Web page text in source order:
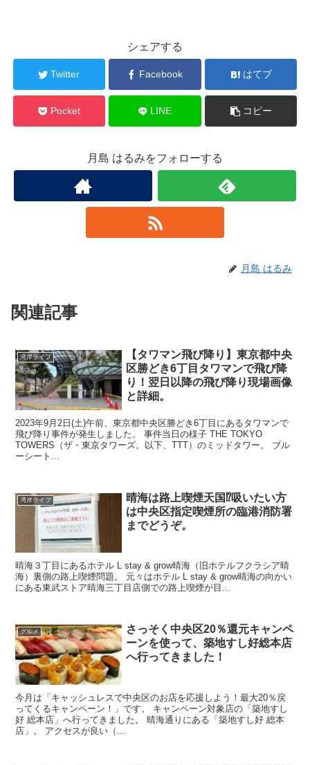
シェアする
Twitter Facebook はてブ
Pocket LINE コピー
月島 はるみをフォローする
月島 はるみ
関連記事
湾岸ライフ
【タワマン飛び降り】東京都中央
区勝どき6丁目タワマンで飛び降
り！翌日以降の飛び降り現場画像
と詳細。
2023年9月2日(土)午前、東京都中央区勝どき6丁目にあるタワマンで
飛び降り事件が発生しました。 事件当日の様子 THE TOKYO
TOWERS（ザ・東京タワーズ。以下、TTT）のミッドタワー。 ブル
ーシート...
湾岸ライフ
晴海は路上喫煙天国⁉吸いたい方
は中央区指定喫煙所の臨港消防署
までどうぞ。
晴海３丁目にあるホテル L stay & grow晴海（旧ホテルフクラシア晴
海）裏側の路上喫煙問題。 元々はホテル L stay & grow晴海の向かい
にある東武ストア晴海三丁目店側での路上喫煙が目...
グルメ
さっそく中央区20％還元キャンペ
ーンを使って、築地すし好総本店
へ行ってきました！
今月は「キャッシュレスで中央区のお店を応援しよう！最大20％戻
ってくるキャンペーン！」です。 キャンペーン対象店の「築地すし
好 総本店」へ行ってきました。 晴海通りにある「築地すし好 総本
店」。 アクセスが良い（...